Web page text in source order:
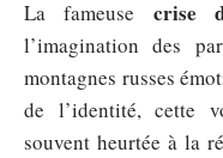
La fameuse crise
l’imagination des
montagnes russes
de l’identité, cette
souvent heurtée à la